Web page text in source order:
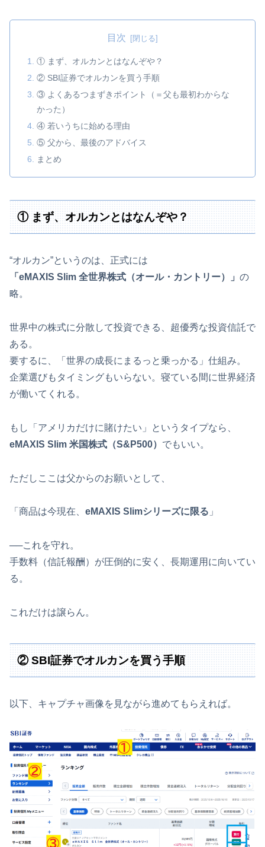
目次
① まず、オルカンとはなんぞや？
② SBI証券でオルカンを買う手順
③ よくあるつまずきポイント（＝父も最初わからな
かった）
④ 若いうちに始める理由
⑤ 父から、最後のアドバイス
まとめ
① まず、オルカンとはなんぞや？
“オルカン”というのは、正式には
「eMAXIS Slim 全世界株式（オール・カントリー）」 の
略。
世界中の株式に分散して投資できる、超優秀な投資信託で
ある。
要するに、「世界の成長にまるっと乗っかる」仕組み。
企業選びもタイミングもいらない。寝ている間に世界経済
が働いてくれる。
もし「アメリカだけに賭けたい」というタイプなら、
eMAXIS Slim 米国株式（S&P500） でもいい。
ただしここは父からのお願いとして、
「商品は今現在、 eMAXIS Slimシリーズに限る 」
──これを守れ。
手数料（信託報酬）が圧倒的に安く、長期運用に向いてい
る。
これだけは譲らん。
② SBI証券でオルカンを買う手順
以下、キャプチャ画像を見ながら進めてもらえれば。